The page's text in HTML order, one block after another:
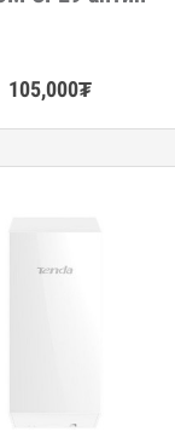
105,000₮